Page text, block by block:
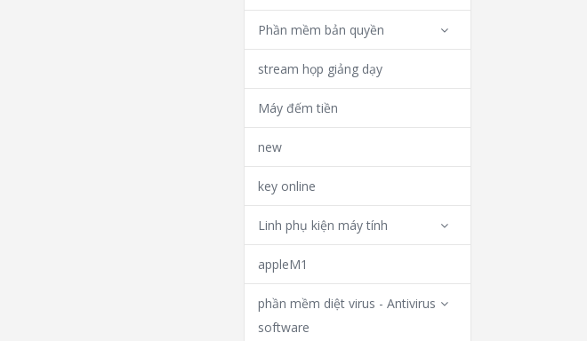
Phần mềm bản quyền
stream họp giảng dạy
Máy đếm tiền
new
key online
Linh phụ kiện máy tính
appleM1
phần mềm diệt virus - Antivirus
software